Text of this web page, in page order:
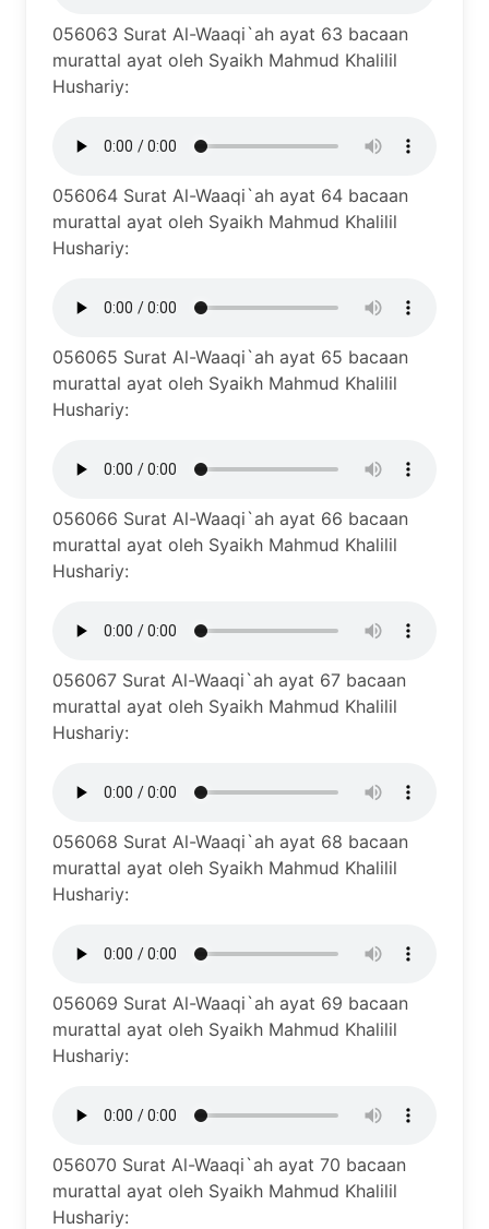
056063 Surat Al-Waaqi`ah ayat 63 bacaan
murattal ayat oleh Syaikh Mahmud Khalilil
Hushariy:
056064 Surat Al-Waaqi`ah ayat 64 bacaan
murattal ayat oleh Syaikh Mahmud Khalilil
Hushariy:
056065 Surat Al-Waaqi`ah ayat 65 bacaan
murattal ayat oleh Syaikh Mahmud Khalilil
Hushariy:
056066 Surat Al-Waaqi`ah ayat 66 bacaan
murattal ayat oleh Syaikh Mahmud Khalilil
Hushariy:
056067 Surat Al-Waaqi`ah ayat 67 bacaan
murattal ayat oleh Syaikh Mahmud Khalilil
Hushariy:
056068 Surat Al-Waaqi`ah ayat 68 bacaan
murattal ayat oleh Syaikh Mahmud Khalilil
Hushariy:
056069 Surat Al-Waaqi`ah ayat 69 bacaan
murattal ayat oleh Syaikh Mahmud Khalilil
Hushariy:
056070 Surat Al-Waaqi`ah ayat 70 bacaan
murattal ayat oleh Syaikh Mahmud Khalilil
Hushariy: